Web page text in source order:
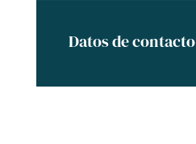
Datos de contacto